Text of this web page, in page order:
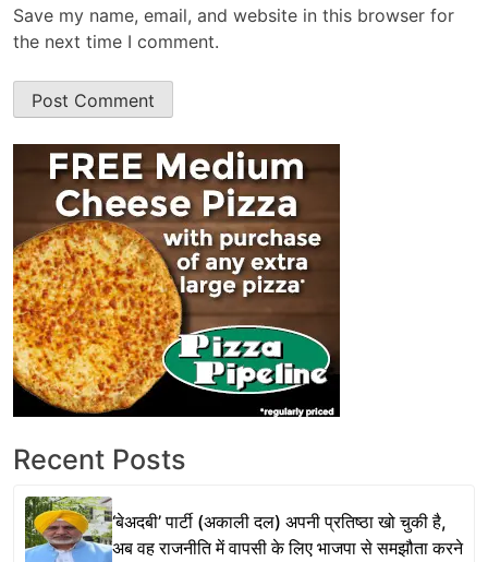
Save my name, email, and website in this browser for
the next time I comment.
Recent Posts
‘बेअदबी’ पार्टी (अकाली दल) अपनी प्रतिष्ठा खो चुकी है,
अब वह राजनीति में वापसी के लिए भाजपा से समझौता करने